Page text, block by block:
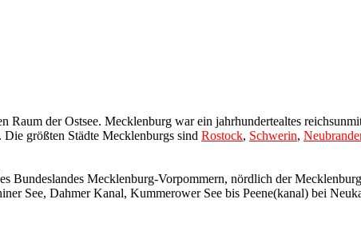
der Ostsee. Mecklenburg war ein jahrhundertealtes
größten Städte Mecklenburgs sind Rostock, Schwerin,
Bundeslandes Mecklenburg-Vorpommern, nördlich der
See, Dahmer Kanal, Kummerower See bis Peene(kanal) bei